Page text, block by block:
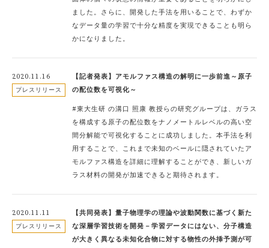
ました。さらに、開発した手法を用いることで、わずか
なデータ量の学習で十分な精度を実現できることも明ら
かになりました。
2020.11.16
プレスリリース
【記者発表】アモルファス構造の解明に一歩前進～原子
の配位数を可視化～
#東大生研 の溝口 照康 教授らの研究グループは、ガラス
を構成する原子の配位数をナノメートルレベルの高い空
間分解能で可視化することに成功しました。本手法を利
用することで、これまで未知のベールに隠されていたア
モルファス構造を詳細に理解することができ、新しいガ
ラス材料の開発が加速できると期待されます。
2020.11.11
プレスリリース
【共同発表】量子物理学の理論や波動関数に基づく新た
な深層学習技術を開発－学習データにはない、分子構造
が大きく異なる未知化合物に対する物性の外挿予測が可